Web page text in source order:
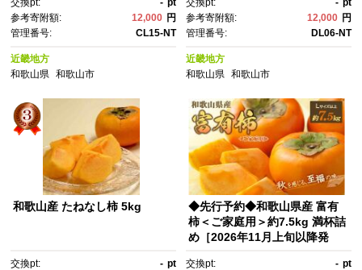
交換pt: - pt
参考寄附額:
12,000 円
管理番号:
CL15-NT
近畿地方
和歌山県
和歌山市
交換pt: - pt
参考寄附額:
12,000 円
管理番号:
DL06-NT
近畿地方
和歌山県 和歌山市
和歌山産 たねなし柿 5kg
交換pt: - pt
◆先行予約◆和歌山県産 富有
柿＜ご家庭用＞約7.5kg 満杯詰
め［2026年11月上旬以降発
交換pt: - pt